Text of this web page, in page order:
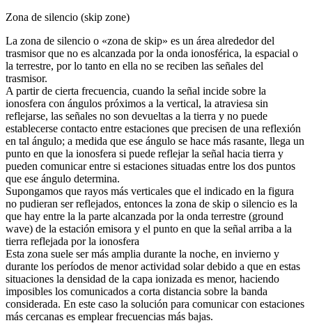
Zona de silencio (skip zone)
La zona de silencio o «zona de skip» es un área alrededor del
trasmisor que no es alcanzada por la onda ionosférica, la espacial o
la terrestre, por lo tanto en ella no se reciben las señales del
trasmisor.
A partir de cierta frecuencia, cuando la señal incide sobre la
ionosfera con ángulos próximos a la vertical, la atraviesa sin
reflejarse, las señales no son devueltas a la tierra y no puede
establecerse contacto entre estaciones que precisen de una reflexión
en tal ángulo; a medida que ese ángulo se hace más rasante, llega un
punto en que la ionosfera si puede reflejar la señal hacia tierra y
pueden comunicar entre si estaciones situadas entre los dos puntos
que ese ángulo determina.
Supongamos que rayos más verticales que el indicado en la figura
no pudieran ser reflejados, entonces la zona de skip o silencio es la
que hay entre la la parte alcanzada por la onda terrestre (ground
wave) de la estación emisora y el punto en que la señal arriba a la
tierra reflejada por la ionosfera
Esta zona suele ser más amplia durante la noche, en invierno y
durante los períodos de menor actividad solar debido a que en estas
situaciones la densidad de la capa ionizada es menor, haciendo
imposibles los comunicados a corta distancia sobre la banda
considerada. En este caso la solución para comunicar con estaciones
más cercanas es emplear frecuencias más bajas.